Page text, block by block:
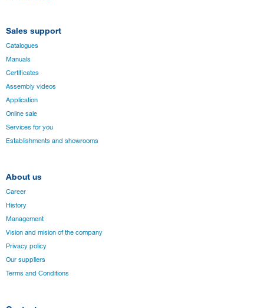
Sales support
Catalogues
Manuals
Certificates
Assembly videos
Application
Online sale
Services for you
Establishments and showrooms
About us
Career
History
Management
Vision and mision of the company
Privacy policy
Our suppliers
Terms and Conditions